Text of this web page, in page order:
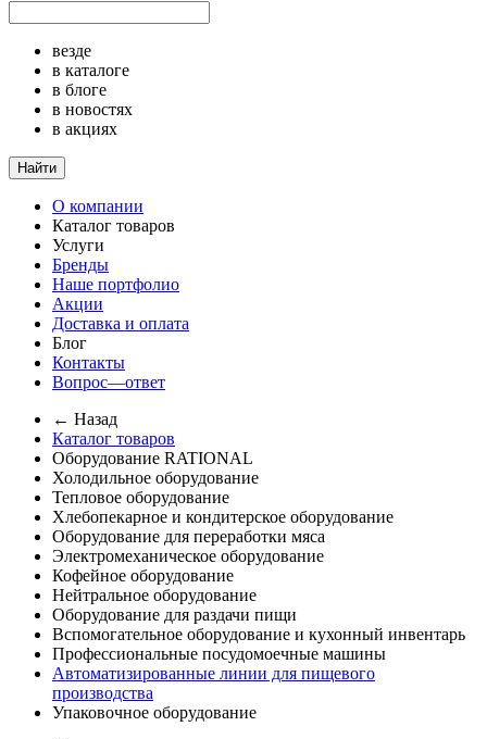
везде
в каталоге
в блоге
в новостях
в акциях
Найти
О компании
Каталог товаров
Услуги
Бренды
Наше портфолио
Акции
Доставка и оплата
Блог
Контакты
Вопрос—ответ
← Назад
Каталог товаров
Оборудование RATIONAL
Холодильное оборудование
Тепловое оборудование
Хлебопекарное и кондитерское оборудование
Оборудование для переработки мяса
Электромеханическое оборудование
Кофейное оборудование
Нейтральное оборудование
Оборудование для раздачи пищи
Вспомогательное оборудование и кухонный инвентарь
Профессиональные посудомоечные машины
Автоматизированные линии для пищевого
производства
Упаковочное оборудование